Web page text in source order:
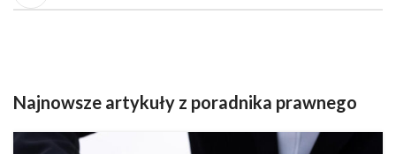
Najnowsze artykuły z poradnika prawnego